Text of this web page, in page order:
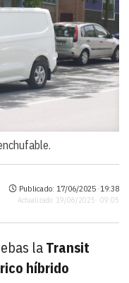
Publicado: 17/06/2025 ·19:38
Actualizado: 19/06/2025 · 09:05
laTransit
híbrido